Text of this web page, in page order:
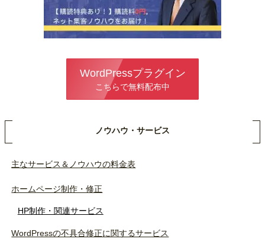
WordPressプラグイン
こちらで無料配布中
ノウハウ・サービス
主なサービス＆ノウハウの料金表
ホームページ制作・修正
HP制作・関連サービス
WordPressの不具合修正に関するサービス